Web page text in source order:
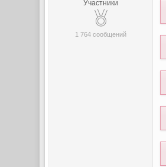
Участники
1 764 сообщений